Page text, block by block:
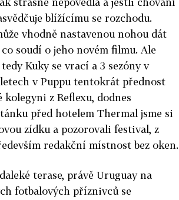
blížícímu se rozchodu.
vhodně nastavenou nohou dát
soudí o jeho novém filmu. Ale
Kuky se vrací a 3 sezóny v
v Puppu tentokrát přednost
z Reflexu, dodnes
před hotelem Thermal jsme si
zídku a pozorovali festival, z
redakční místnost bez oken.
terase, právě Uruguay na
fotbalových příznivců se